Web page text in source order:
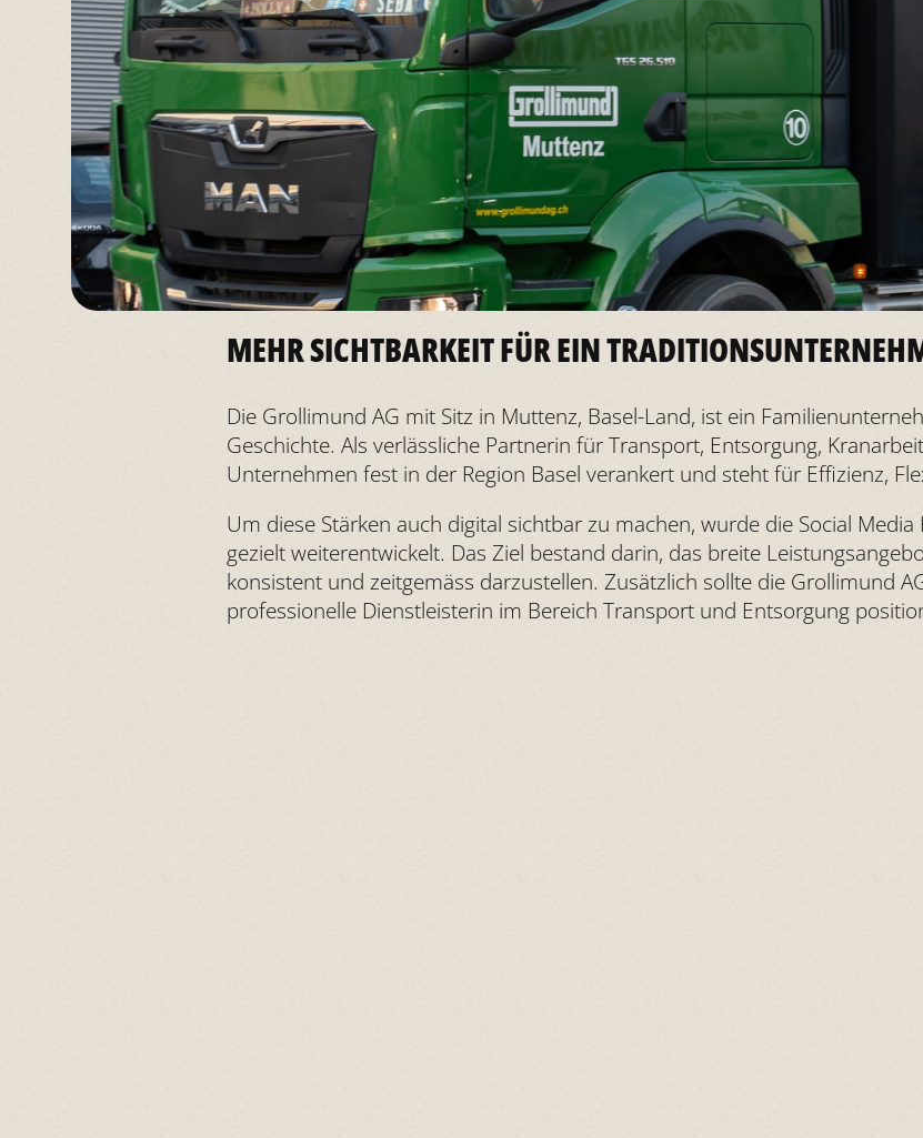
MEHR SICHTBARKEIT FÜR EIN
Die Grollimund AG mit Sitz in Muttenz, Basel-Land, ist ein
Geschichte. Als verlässliche Partnerin für Transport, Entsorgung,
Unternehmen fest in der Region Basel verankert und steht für Effizienz,
Um diese Stärken auch digital sichtbar zu machen, wurde die Social
gezielt weiterentwickelt. Das Ziel bestand darin, das breite
konsistent und zeitgemäss darzustellen. Zusätzlich sollte die Grollimund
professionelle Dienstleisterin im Bereich Transport und Entsorgung